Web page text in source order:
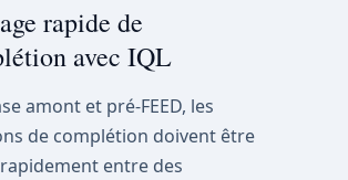
rapide de
avec IQL
amont et pré-FEED, les
de complétion doivent être
entre des